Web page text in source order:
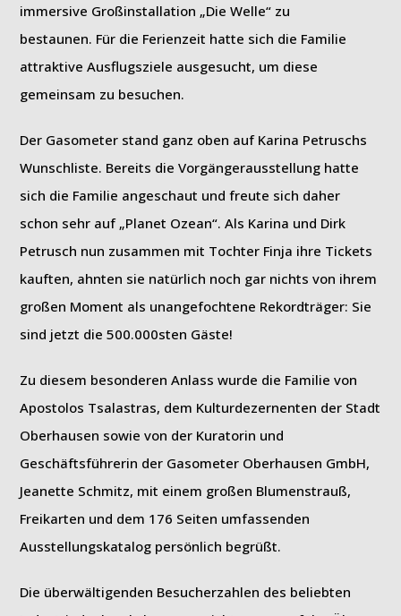
immersive Großinstallation „Die Welle“ zu
bestaunen. Für die Ferienzeit hatte sich die Familie
attraktive Ausflugsziele ausgesucht, um diese
gemeinsam zu besuchen.
Der Gasometer stand ganz oben auf Karina Petruschs
Wunschliste. Bereits die Vorgängerausstellung hatte
sich die Familie angeschaut und freute sich daher
schon sehr auf „Planet Ozean“. Als Karina und Dirk
Petrusch nun zusammen mit Tochter Finja ihre Tickets
kauften, ahnten sie natürlich noch gar nichts von ihrem
großen Moment als unangefochtene Rekordträger: Sie
sind jetzt die 500.000sten Gäste!
Zu diesem besonderen Anlass wurde die Familie von
Apostolos Tsalastras, dem Kulturdezernenten der Stadt
Oberhausen sowie von der Kuratorin und
Geschäftsführerin der Gasometer Oberhausen GmbH,
Jeanette Schmitz, mit einem großen Blumenstrauß,
Freikarten und dem 176 Seiten umfassenden
Ausstellungskatalog persönlich begrüßt.
Die überwältigenden Besucherzahlen des beliebten